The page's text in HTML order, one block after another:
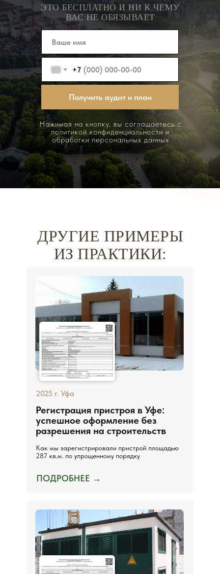
Нажимая на кнопку, вы соглашаетесь с
политикой конфиденциальности и
обработки персональных данных
ЭТО БЕСПЛАТНО И НИ К ЧЕМУ
ВАС НЕ ОБЯЗЫВАЕТ
+7
Получить аудит и план
ДРУГИЕ ПРИМЕРЫ
ИЗ ПРАКТИКИ:
ПОДРОБНЕЕ →
Регистрация пристроя в Уфе:
успешное оформление без
разрешения на строительств
Как мы зарегистрировали пристрой площадью
287 кв.м. по упрощенному порядку
2025 г. Уфа